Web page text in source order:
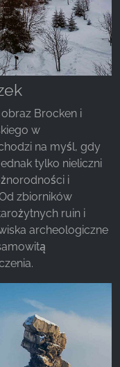
Brocken i
w
na myśl, gdy
tylko nieliczni
i
zbiorników
ruin i
archeologiczne